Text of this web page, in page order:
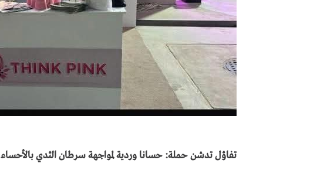
تفاؤل تدشن حملة: حسانا وردية لمواجهة سرطان الثدي بالأحساء